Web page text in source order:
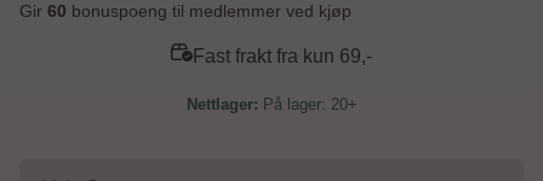
Gir 60 bonuspoeng til medlemmer ved kjøp
Fast frakt fra kun 69,-
På lager: 20+